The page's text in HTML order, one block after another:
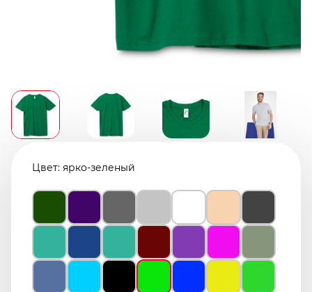
Цвет: ярко-зеленый